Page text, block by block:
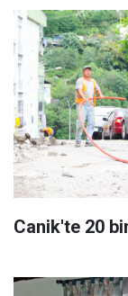
Canik'te 20